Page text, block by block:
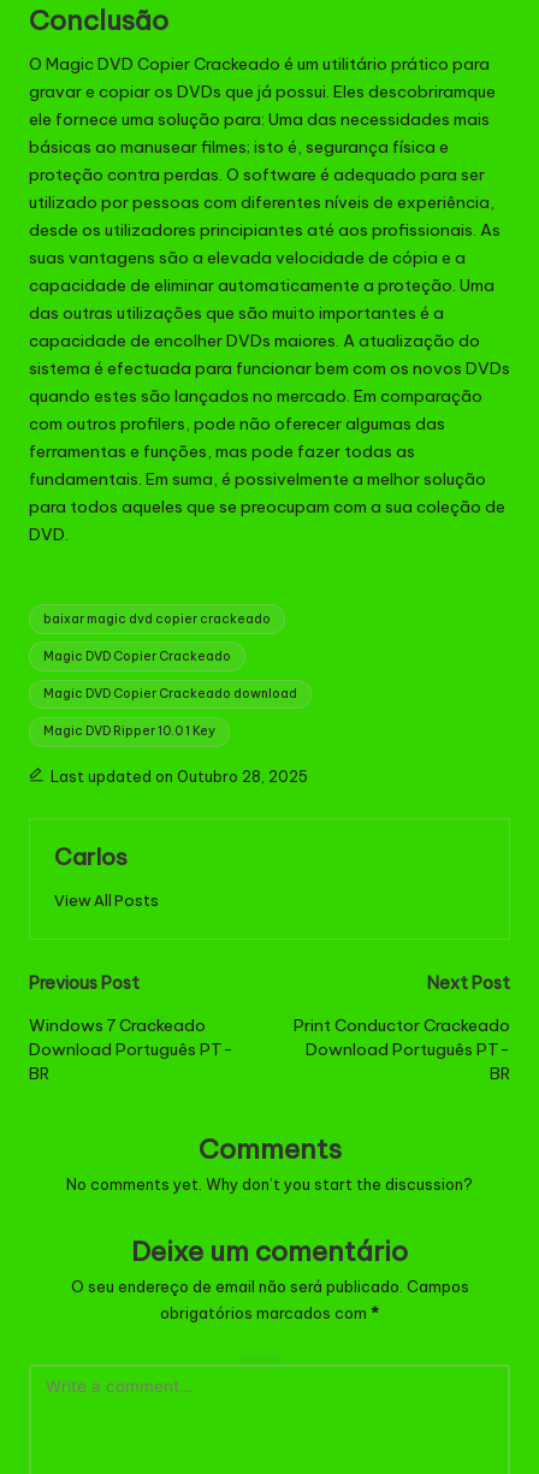
Conclusão
O Magic DVD Copier Crackeado é um utilitário prático para
gravar e copiar os DVDs que já possui. Eles descobriramque
ele fornece uma solução para: Uma das necessidades mais
básicas ao manusear filmes; isto é, segurança física e
proteção contra perdas. O software é adequado para ser
utilizado por pessoas com diferentes níveis de experiência,
desde os utilizadores principiantes até aos profissionais. As
suas vantagens são a elevada velocidade de cópia e a
capacidade de eliminar automaticamente a proteção. Uma
das outras utilizações que são muito importantes é a
capacidade de encolher DVDs maiores. A atualização do
sistema é efectuada para funcionar bem com os novos DVDs
quando estes são lançados no mercado. Em comparação
com outros profilers, pode não oferecer algumas das
ferramentas e funções, mas pode fazer todas as
fundamentais. Em suma, é possivelmente a melhor solução
para todos aqueles que se preocupam com a sua coleção de
DVD.
Tags:
baixar magic dvd copier crackeado
Magic DVD Copier Crackeado
Magic DVD Copier Crackeado download
Magic DVD Ripper 10.0 1 Key
Last updated on Outubro 28, 2025
Carlos
View All Posts
Post
navigation
Previous Post
Windows 7 Crackeado
Download Português PT-
BR
Next Post
Print Conductor Crackeado
Download Português PT-
BR
Comments
No comments yet. Why don’t you start the discussion?
Deixe um comentário
O seu endereço de email não será publicado. Campos
obrigatórios marcados com *